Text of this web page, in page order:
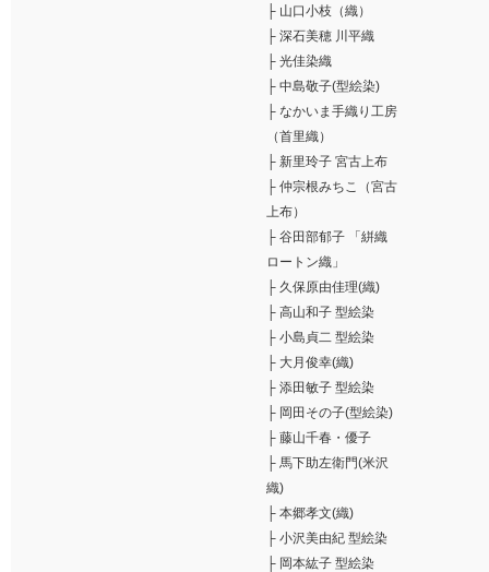
├ 山口小枝（織）
├ 深石美穂 川平織
├ 光佳染織
├ 中島敬子(型絵染)
├ なかいま手織り工房
（首里織）
├ 新里玲子 宮古上布
├ 仲宗根みちこ（宮古
上布）
├ 谷田部郁子 「絣織
ロートン織」
├ 久保原由佳理(織)
├ 高山和子 型絵染
├ 小島貞二 型絵染
├ 大月俊幸(織)
├ 添田敏子 型絵染
├ 岡田その子(型絵染)
├ 藤山千春・優子
├ 馬下助左衛門(米沢
織)
├ 本郷孝文(織)
├ 小沢美由紀 型絵染
├ 岡本紘子 型絵染